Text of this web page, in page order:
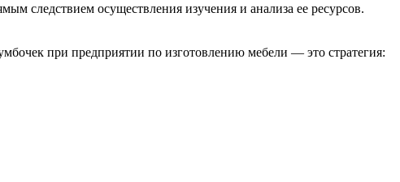
следствием осуществления изучения и анализа ее ресурсов.
при предприятии по изготовлению мебели — это стратегия: